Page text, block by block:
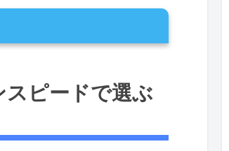
ピードで選ぶ